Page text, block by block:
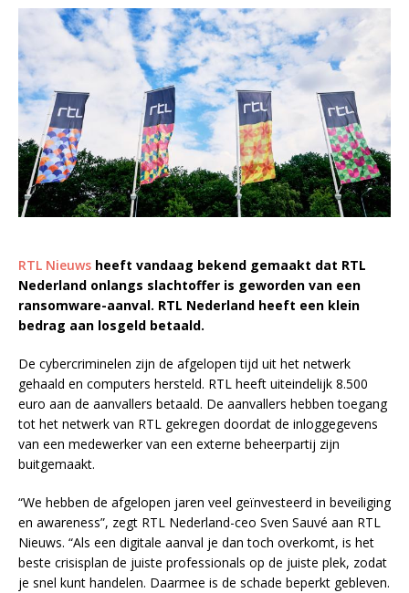
RTL Nieuws heeft vandaag bekend gemaakt dat RTL
Nederland onlangs slachtoffer is geworden van een
ransomware-aanval. RTL Nederland heeft een klein
bedrag aan losgeld betaald.
De cybercriminelen zijn de afgelopen tijd uit het netwerk
gehaald en computers hersteld. RTL heeft uiteindelijk 8.500
euro aan de aanvallers betaald. De aanvallers hebben toegang
tot het netwerk van RTL gekregen doordat de inloggegevens
van een medewerker van een externe beheerpartij zijn
buitgemaakt.
“We hebben de afgelopen jaren veel geïnvesteerd in beveiliging
en awareness”, zegt RTL Nederland-ceo Sven Sauvé aan RTL
Nieuws. “Als een digitale aanval je dan toch overkomt, is het
beste crisisplan de juiste professionals op de juiste plek, zodat
je snel kunt handelen. Daarmee is de schade beperkt gebleven.